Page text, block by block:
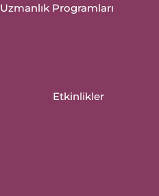
Uzmanlık Programları
Etkinlikler